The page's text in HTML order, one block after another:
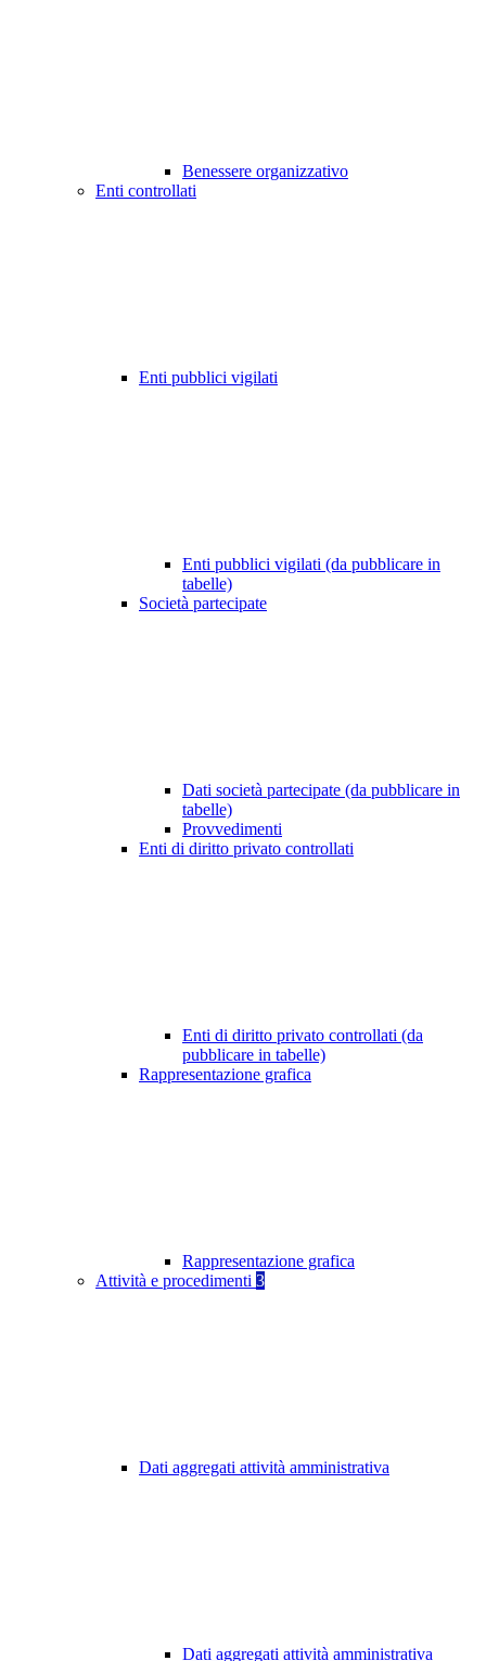
Benessere organizzativo
Enti controllati
Enti pubblici vigilati
Enti pubblici vigilati (da pubblicare in
tabelle)
Società partecipate
Dati società partecipate (da pubblicare in
tabelle)
Provvedimenti
Enti di diritto privato controllati
Enti di diritto privato controllati (da
pubblicare in tabelle)
Rappresentazione grafica
Rappresentazione grafica
Attività e procedimenti 3
Dati aggregati attività amministrativa
Dati aggregati attività amministrativa